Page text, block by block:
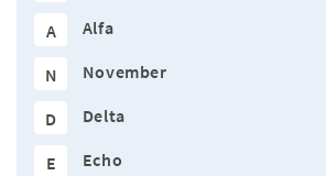
A Alfa
N November
D Delta
E Echo